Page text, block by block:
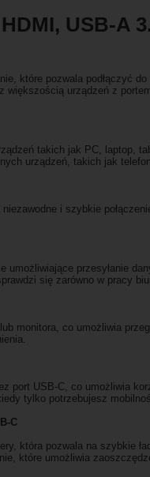
USB-A
które pozwala podłączyć
większością urządzeń z
takich jak PC, laptop,
urządzeń, takich jak
i szybkie
umożliwiające przesyłanie
się zarówno w pracy
monitora, co umożliwia
port USB-C, co umożliwia
tylko potrzebujesz
C
która pozwala na szybkie
które umożliwia